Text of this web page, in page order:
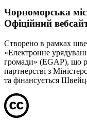
Чорноморська
Офіційний
Створено в рамках
«Електронне
громади» (EGAP), що
партнерстві з
та фінансується